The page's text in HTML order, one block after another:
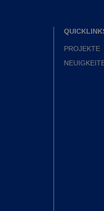
PROJEKTE